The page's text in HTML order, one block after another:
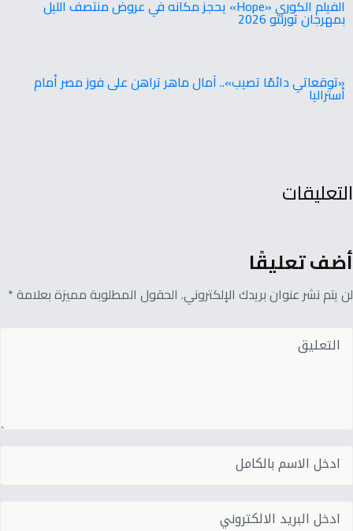
‬بمهرجان‭ ‬تورنتو ‭ ‬2026
‬أستراليا
التعليقات
أضف تعليقًا
لن يتم نشر عنوان بريدك الإلكتروني. الحقول المطلوبة مميزة بعلامة *